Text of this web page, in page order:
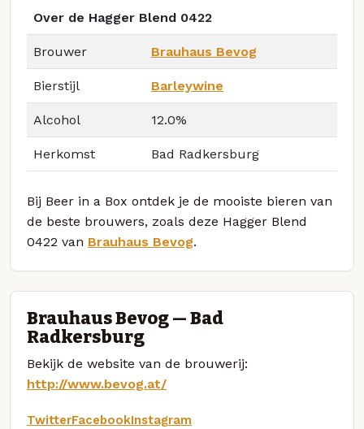
Over de Hagger Blend 0422
Brouwer Brauhaus Bevog
Bierstijl Barleywine
Alcohol 12.0%
Herkomst Bad Radkersburg
Bij Beer in a Box ontdek je de mooiste bieren van
de beste brouwers, zoals deze Hagger Blend
0422 van Brauhaus Bevog.
Brauhaus Bevog — Bad
Radkersburg
Bekijk de website van de brouwerij:
http://www.bevog.at/
TwitterFacebookInstagram